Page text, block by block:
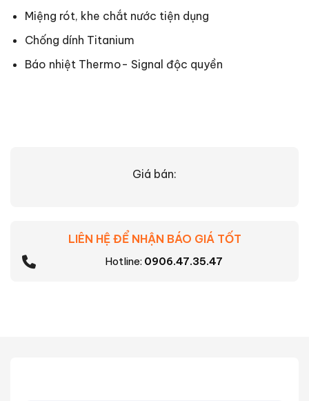
Miệng rót, khe chắt nước tiện dụng
Chống dính Titanium
Báo nhiệt Thermo- Signal độc quyền
Giá bán:
LIÊN HỆ ĐỂ NHẬN BÁO GIÁ TỐT
Hotline: 0906.47.35.47